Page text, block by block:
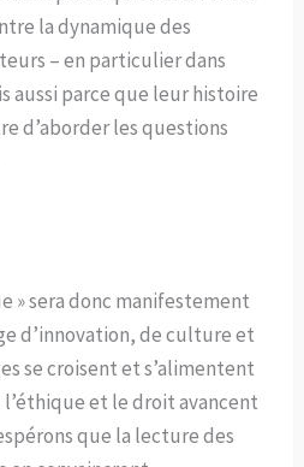
la dynamique des
– en particulier dans
aussi parce que leur histoire
d’aborder les questions
» sera donc manifestement
d’innovation, de culture et
se croisent et s’alimentent
et le droit avancent
que la lecture des